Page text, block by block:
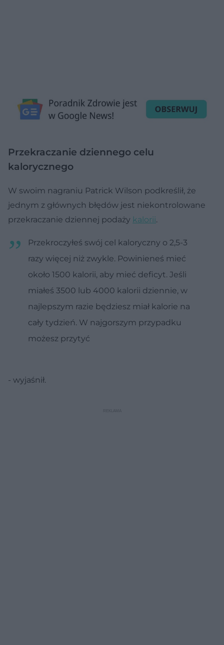
Przekraczanie dziennego celu
kalorycznego
W swoim nagraniu Patrick Wilson podkreślił, że
jednym z głównych błędów jest niekontrolowane
przekraczanie dziennej podaży kalorii.
Przekroczyłeś swój cel kaloryczny o 2,5-3
razy więcej niż zwykle. Powinieneś mieć
około 1500 kalorii, aby mieć deficyt. Jeśli
miałeś 3500 lub 4000 kalorii dziennie, w
najlepszym razie będziesz miał kalorie na
cały tydzień. W najgorszym przypadku
możesz przytyć
- wyjaśnił.